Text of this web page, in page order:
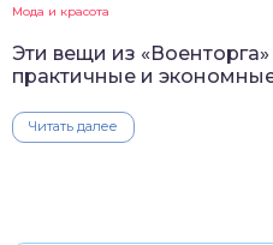
Мода и красота
Эти вещи из
практичные и
Читать далее